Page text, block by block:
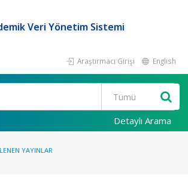
Veri Yönetim Sistemi
Araştırmacı Girişi English
Detaylı Arama
YAYINLAR